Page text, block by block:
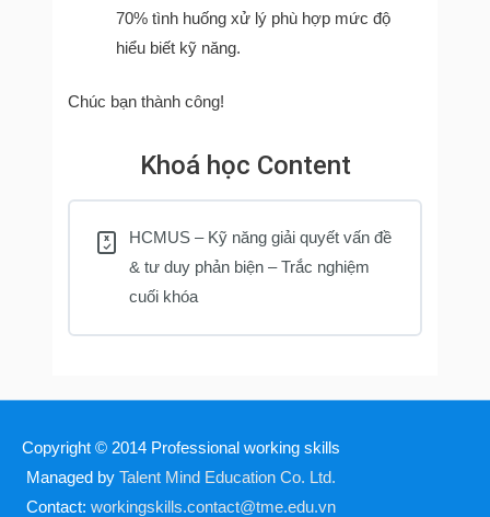
70% tình huống xử lý phù hợp mức độ
hiểu biết kỹ năng.
Chúc bạn thành công!
Khoá học Content
HCMUS – Kỹ năng giải quyết vấn đề
& tư duy phản biện – Trắc nghiệm
cuối khóa
Copyright © 2014 Professional working skills
Managed by Talent Mind Education Co. Ltd.
Contact: workingskills.contact@tme.edu.vn